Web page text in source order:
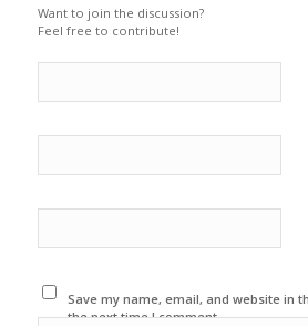
Want to join the discussion?
Feel free to contribute!
Save my name, email, and website in
the next time I comment.